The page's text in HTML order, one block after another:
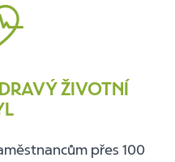
ŽIVOTNÍ
přes 100